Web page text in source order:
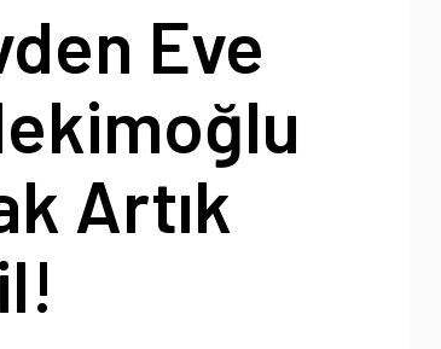
Eve
Artık